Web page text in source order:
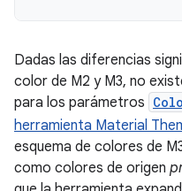
Dadas las diferencias
color de M2 y M3, no
para los parámetros
herramienta Material
esquema de colores de
como colores de origen